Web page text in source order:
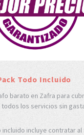
Todo Incluido
barato en Zafra para
los servicios sin
incluye contratar